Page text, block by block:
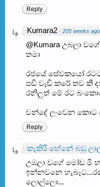
Reply
Kumara2 · 205 weeks ago
@Kumara උබලා
තමා
රජයේ සේවකයෝ
පඩි වැඩි කරේ තව කී
රනිලුත් මේ රට
චන්දේ ලංවෙන
Reply
කැකිරි හේනේ බඩු
උඹලා වගේ මෝඩ මී
ඉන්නවනෙ
ලොල්ලො...